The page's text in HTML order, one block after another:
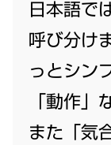
日本語で
呼び分け
っとシン
「動作」
また「気